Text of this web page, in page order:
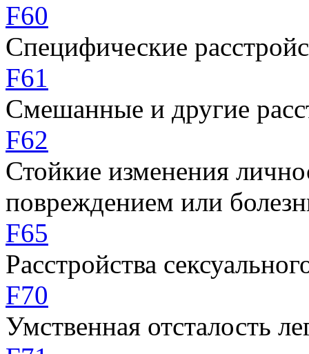
F60
Специфические
F61
Смешанные и другие
F62
Стойкие изменения
повреждением или
F65
Расстройства
F70
Умственная отсталость